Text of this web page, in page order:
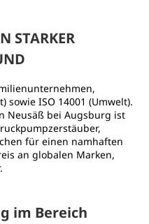
STARKER
sowie ISO 14001 (Umwelt).
Neusäß bei Augsburg ist
für einen namhaften
an globalen Marken,
im Bereich